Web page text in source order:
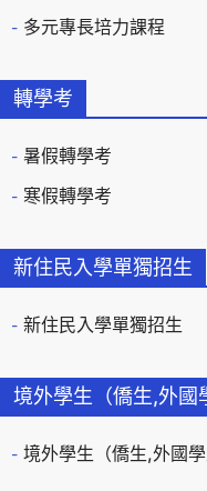
多元專長培力課程
轉學考
暑假轉學考
寒假轉學考
新住民入學單獨招生
新住民入學單獨招生
境外學生（僑生,外國
境外學生（僑生,外國學